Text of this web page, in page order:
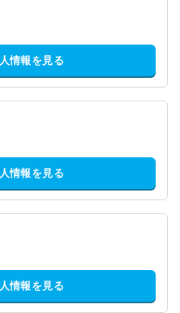
情報を見る
情報を見る
情報を見る